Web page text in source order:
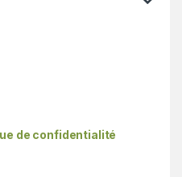
de confidentialité